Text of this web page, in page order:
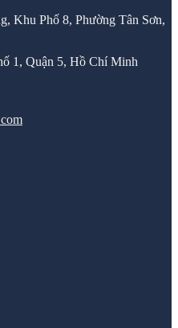
Khu Phố 8, Phường Tân Sơn,
1, Quận 5, Hồ Chí Minh